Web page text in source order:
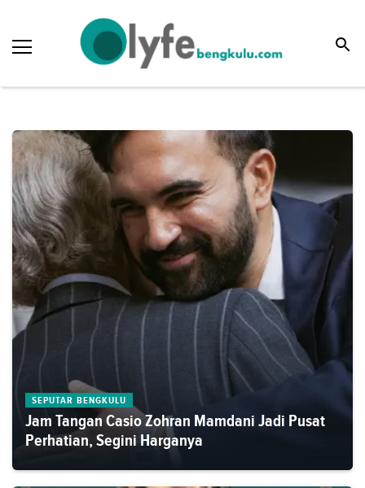
SEPUTAR BENGKULU
Jam Tangan Casio Zohran Mamdani Jadi Pusat
Perhatian, Segini Harganya